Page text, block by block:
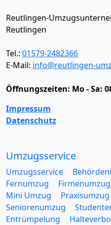
Reutlingen-
Reutlingen
Tel.: 01579-2482366
E-Mail: info@reutlingen-
Öffnungszeiten: Mo - Sa:
Impressum
Datenschutz
Umzugsservice
Umzugsservice
Fernumzug
Firmenumzug
Mini Umzug
Praxisumzug
Seniorenumzug
Entrümpelung